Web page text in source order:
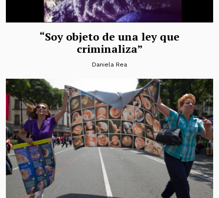
“Soy objeto de una ley que
criminaliza”
Daniela Rea